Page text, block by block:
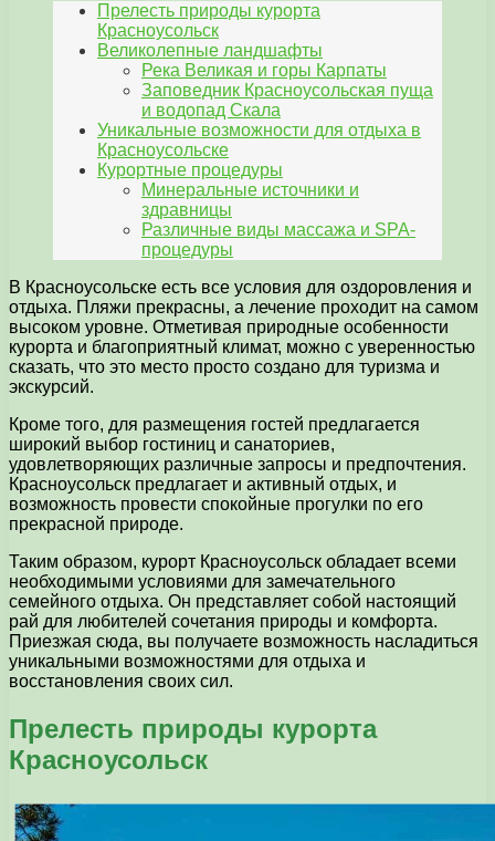
Прелесть природы курорта
Красноусольск
Великолепные ландшафты
Река Великая и горы Карпаты
Заповедник Красноусольская пуща
и водопад Скала
Уникальные возможности для отдыха в
Красноусольске
Курортные процедуры
Минеральные источники и
здравницы
Различные виды массажа и SPA-
процедуры
В Красноусольске есть все условия для оздоровления и
отдыха. Пляжи прекрасны, а лечение проходит на самом
высоком уровне. Отметивая природные особенности
курорта и благоприятный климат, можно с уверенностью
сказать, что это место просто создано для туризма и
экскурсий.
Кроме того, для размещения гостей предлагается
широкий выбор гостиниц и санаториев,
удовлетворяющих различные запросы и предпочтения.
Красноусольск предлагает и активный отдых, и
возможность провести спокойные прогулки по его
прекрасной природе.
Таким образом, курорт Красноусольск обладает всеми
необходимыми условиями для замечательного
семейного отдыха. Он представляет собой настоящий
рай для любителей сочетания природы и комфорта.
Приезжая сюда, вы получаете возможность насладиться
уникальными возможностями для отдыха и
восстановления своих сил.
Прелесть природы курорта
Красноусольск